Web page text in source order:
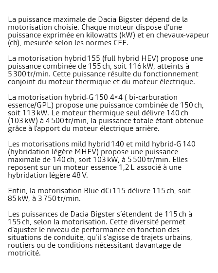
La puissance maximale de Dacia Bigster dépend de la
motorisation choisie. Chaque moteur dispose d’une
puissance exprimée en kilowatts (kW) et en chevaux-vapeur
(ch), mesurée selon les normes CEE.
La motorisation hybrid 155 (full hybrid HEV) propose une
puissance combinée de 155 ch, soit 116 kW, atteints à
5 300 tr/min. Cette puissance résulte du fonctionnement
conjoint du moteur thermique et du moteur électrique.
La motorisation hybrid‑G 150 4×4 ( bi-carburation
essence/GPL) propose une puissance combinée de 150 ch,
soit 113 kW. Le moteur thermique seul délivre 140 ch
(103 kW) à 4 500 tr/min, la puissance totale étant obtenue
grâce à l'apport du moteur électrique arrière.
Les motorisations mild hybrid 140 et mild hybrid‑G 140
(hybridation légère MHEV) propose une puissance
maximale de 140 ch, soit 103 kW, à 5 500 tr/min. Elles
reposent sur un moteur essence 1,2 L associé à une
hybridation légère 48 V.
Enfin, la motorisation Blue dCi 115 délivre 115 ch, soit
85 kW, à 3 750 tr/min.
Les puissances de Dacia Bigster s’étendent de 115 ch à
155 ch, selon la motorisation. Cette diversité permet
d’ajuster le niveau de performance en fonction des
situations de conduite, qu’il s’agisse de trajets urbains,
routiers ou de conditions nécessitant davantage de
motricité.